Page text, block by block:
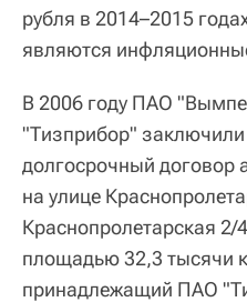
рубля в 2014–2015
являются
В 2006 году ПАО
"Тизприбор"
долгосрочный договор
на улице
Краснопролетарская 2/
площадью 32,3 тысячи
принадлежащий ПАО